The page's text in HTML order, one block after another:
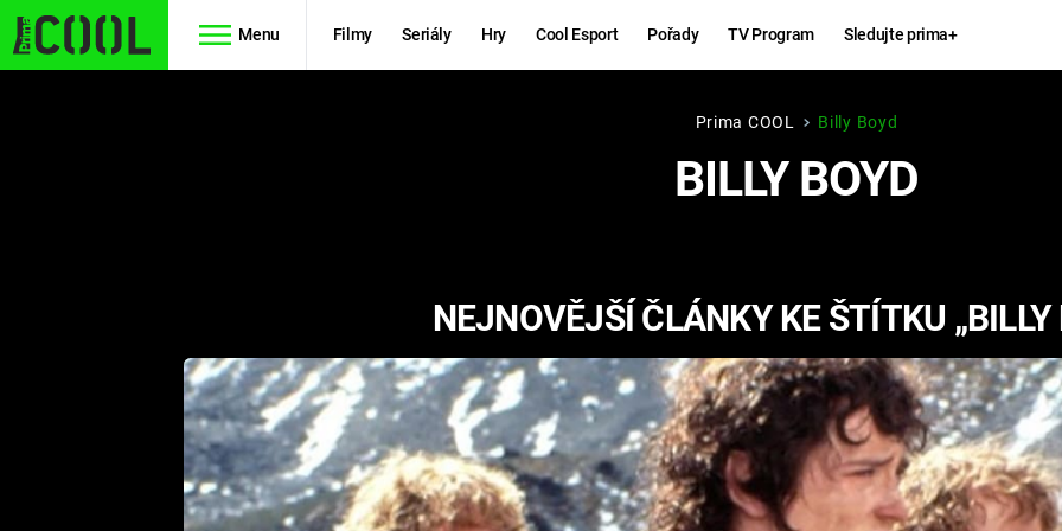
Menu Filmy Seriály Hry Cool Esport Pořady TV Program Sledujte prima+
FUTURAMA
RYCHLE A
ZBĚSILE 10
PREDÁTOR
Hry
KINGDOM
COME:
DELIVERANCE
ESPORT
CHUCK
NORRIS
Prima COOL Billy Boyd
BILLY BOYD
NEJNOVĚJŠÍ ČLÁNKY KE ŠTÍTKU „BILLY